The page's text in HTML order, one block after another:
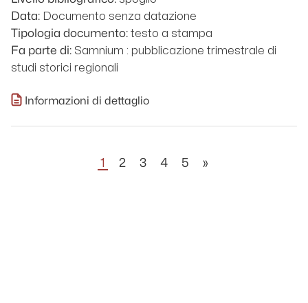
Data: Documento senza datazione
Tipologia documento: testo a stampa
Fa parte di: Samnium : pubblicazione trimestrale di
studi storici regionali
Informazioni di dettaglio
1 2 3 4 5 »